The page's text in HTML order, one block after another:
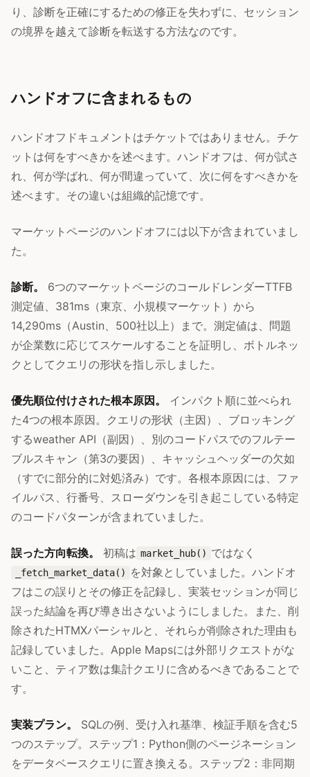
り、診断を正確にするための修正を失わずに、セッション
の境界を越えて診断を転送する方法なのです。
ハンドオフに含まれるもの
ハンドオフドキュメントはチケットではありません。チケ
ットは何をすべきかを述べます。ハンドオフは、何が試さ
れ、何が学ばれ、何が間違っていて、次に何をすべきかを
述べます。その違いは組織的記憶です。
マーケットページのハンドオフには以下が含まれていまし
た。
診断。
6つのマーケットページのコールドレンダーTTFB
測定値、381ms（東京、小規模マーケット）から
14,290ms（Austin、500社以上）まで。測定値は、問題
が企業数に応じてスケールすることを証明し、ボトルネッ
クとしてクエリの形状を指し示しました。
優先順位付けされた根本原因。
インパクト順に並べられ
た4つの根本原因。クエリの形状（主因）、ブロッキング
するweather API（副因）、別のコードパスでのフルテー
ブルスキャン（第3の要因）、キャッシュヘッダーの欠如
（すでに部分的に対処済み）です。各根本原因には、ファ
イルパス、行番号、スローダウンを引き起こしている特定
のコードパターンが含まれていました。
誤った方向転換。 初稿は market_hub() ではなく
_fetch_market_data()
を対象としていました。ハンドオ
フはこの誤りとその修正を記録し、実装セッションが同じ
誤った結論を再び導き出さないようにしました。また、削
除されたHTMXパーシャルと、それらが削除された理由も
記録していました。Apple Mapsには外部リクエストがな
いこと、ティア数は集計クエリに含めるべきであることで
す。
実装プラン。
SQLの例、受け入れ基準、検証手順を含む5
つのステップ。ステップ1：Python側のページネーション
をデータベースクエリに置き換える。ステップ2：非同期